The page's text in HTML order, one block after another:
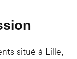
situé à Lille,